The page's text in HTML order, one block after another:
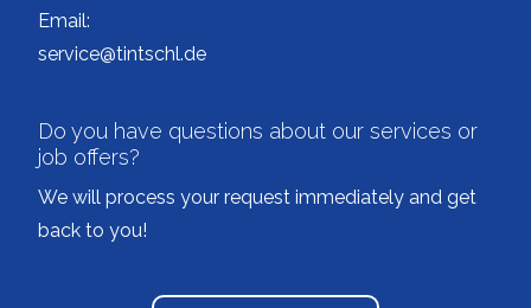
Email:
service@tintschl.de
Do you have questions about our services or
job offers?
We will process your request immediately and get
back to you!